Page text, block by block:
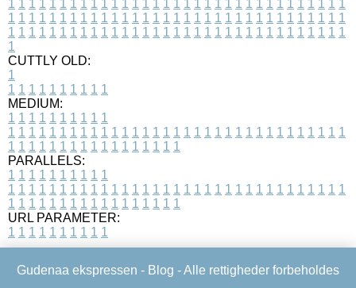
1 1 1 1 1 1 1 1 1 1 1 1 1 1 1 1 1 1 1 1 1 1 1 1 1 1 1 1 1 1 1 1 1
1 1 1 1 1 1 1 1 1 1 1 1 1 1 1 1 1 1 1 1 1 1 1 1 1 1 1 1 1 1 1 1 1
1 1 1 1 1 1 1 1 1 1 1 1 1 1 1 1 1 1 1 1 1 1 1 1 1 1 1 1 1 1 1 1 1
1
CUTTLY OLD:
1
1 1 1 1 1 1 1 1 1 1
MEDIUM:
1 1 1 1 1 1 1 1 1 1
1 1 1 1 1 1 1 1 1 1 1 1 1 1 1 1 1 1 1 1 1 1 1 1 1 1 1 1 1 1 1 1 1
1 1 1 1 1 1 1 1 1 1 1 1 1 1 1 1 1
PARALLELS:
1 1 1 1 1 1 1 1 1 1
1 1 1 1 1 1 1 1 1 1 1 1 1 1 1 1 1 1 1 1 1 1 1 1 1 1 1 1 1 1 1 1 1
1 1 1 1 1 1 1 1 1 1 1 1 1 1 1 1 1
URL PARAMETER:
1 1 1 1 1 1 1 1 1 1
Gudenaa ekspressen - Blog - Alle rettigheder forbeholdes